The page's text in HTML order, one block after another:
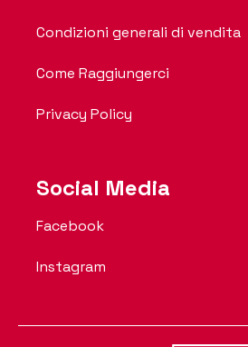
Condizioni generali di vendita
Come Raggiungerci
Privacy Policy
Social Media
Facebook
Instagram